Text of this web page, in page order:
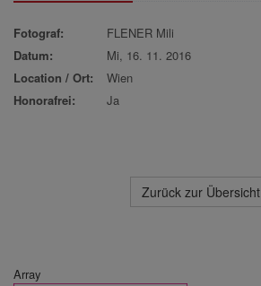
Fotograf:
FLENER Mili
Datum:
Mi, 16. 11. 2016
Location / Ort:
Wien
Honorafrei:
Ja
Zurück zur Übersicht
Array